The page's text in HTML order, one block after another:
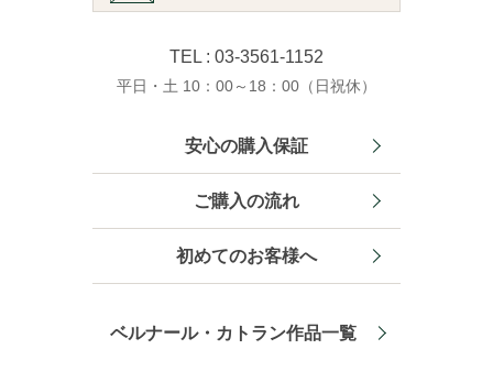
TEL : 03-3561-1152
平日・土 10：00～18：00（日祝休）
安心の購入保証
ご購入の流れ
初めてのお客様へ
ベルナール・カトラン作品一覧